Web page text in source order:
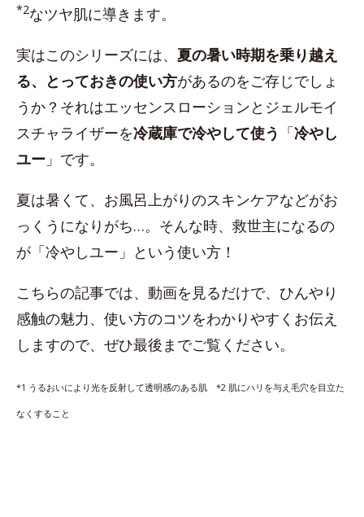
*2なツヤ肌に導きます。
実はこのシリーズには、 夏の暑い時期を乗り越え
る、とっておきの使い方があるのをご存じでしょ
うか？それはエッセンスローションとジェルモイ
スチャライザーを冷蔵庫で冷やして使う 「冷やし
ユー 」です。
夏は暑くて、お風呂上がりのスキンケアなどがお
っくうになりがち…。そんな時、救世主になるの
が「冷やしユー」という使い方！
こちらの記事では、動画を見るだけで、ひんやり
感触の魅力、使い方のコツをわかりやすくお伝え
しますので、ぜひ最後までご覧ください。
*1 うるおいにより光を反射して透明感のある肌 *2 肌にハリを与え毛穴を目立た
なくすること